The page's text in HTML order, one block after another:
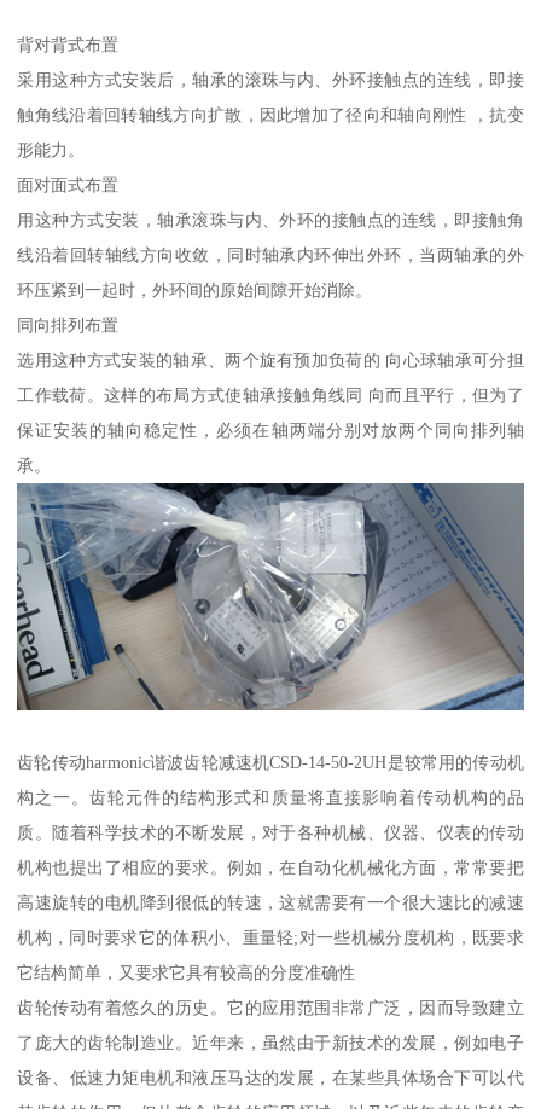
背对背式布置
采用这种方式安装后，轴承的滚珠与内、外环接触点的连线，即接
触角线沿着回转轴线方向扩散，因此增加了径向和轴向刚性 ，抗变
形能力。
面对面式布置
用这种方式安装，轴承滚珠与内、外环的接触点的连线，即接触角
线沿着回转轴线方向收敛，同时轴承内环伸出外环，当两轴承的外
环压紧到一起时，外环间的原始间隙开始消除。
同向排列布置
选用这种方式安装的轴承、两个旋有预加负荷的 向心球轴承可分担
工作载荷。这样的布局方式使轴承接触角线同 向而且平行，但为了
保证安装的轴向稳定性，必须在轴两端分别对放两个同向排列轴
承。
齿轮传动harmonic谐波齿轮减速机CSD-14-50-2UH是较常用的传动机
构之一。齿轮元件的结构形式和质量将直接影响着传动机构的品
质。随着科学技术的不断发展，对于各种机械、仪器、仪表的传动
机构也提出了相应的要求。例如，在自动化机械化方面，常常要把
高速旋转的电机降到很低的转速，这就需要有一个很大速比的减速
机构，同时要求它的体积小、重量轻;对一些机械分度机构，既要求
它结构简单，又要求它具有较高的分度准确性
齿轮传动有着悠久的历史。它的应用范围非常广泛，因而导致建立
了庞大的齿轮制造业。近年来，虽然由于新技术的发展，例如电子
设备、低速力矩电机和液压马达的发展，在某些具体场合下可以代